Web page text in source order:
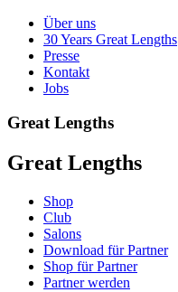
Über uns
30 Years Great Lengths
Presse
Kontakt
Jobs
Great Lengths
Great Lengths
Shop
Club
Salons
Download für Partner
Shop für Partner
Partner werden